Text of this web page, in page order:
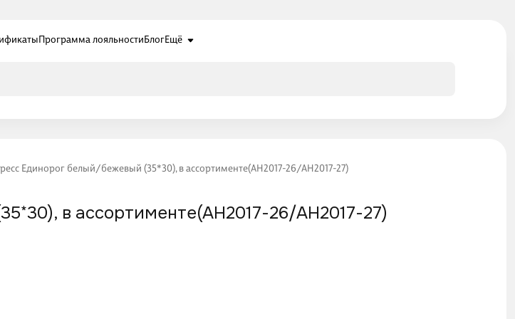
Программа лояльностиБлогЕщё
Единорог белый/бежевый (35*30), в ассортименте(АН2017-26/АН2017-27)
в ассортименте(АН2017-26/АН2017-27)